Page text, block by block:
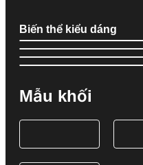
Biến thể kiểu dáng
Mẫu khối